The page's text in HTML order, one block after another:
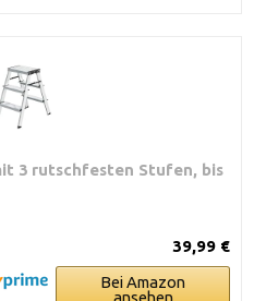
3 rutschfesten Stufen, bis
39,99 €
Bei Amazon
ansehen